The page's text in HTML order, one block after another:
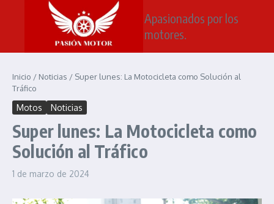
Saltar al contenido
Apasionados por los
motores.
Inicio / Noticias / Super lunes: La Motocicleta como Solución al
Tráfico
Motos Noticias
Super lunes: La Motocicleta como
Solución al Tráfico
1 de marzo de 2024